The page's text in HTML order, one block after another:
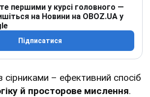
першими у курсі головного —
на Новини на OBOZ.UA у
Підписатися
сірниками – ефективний спосіб
й просторове мислення.